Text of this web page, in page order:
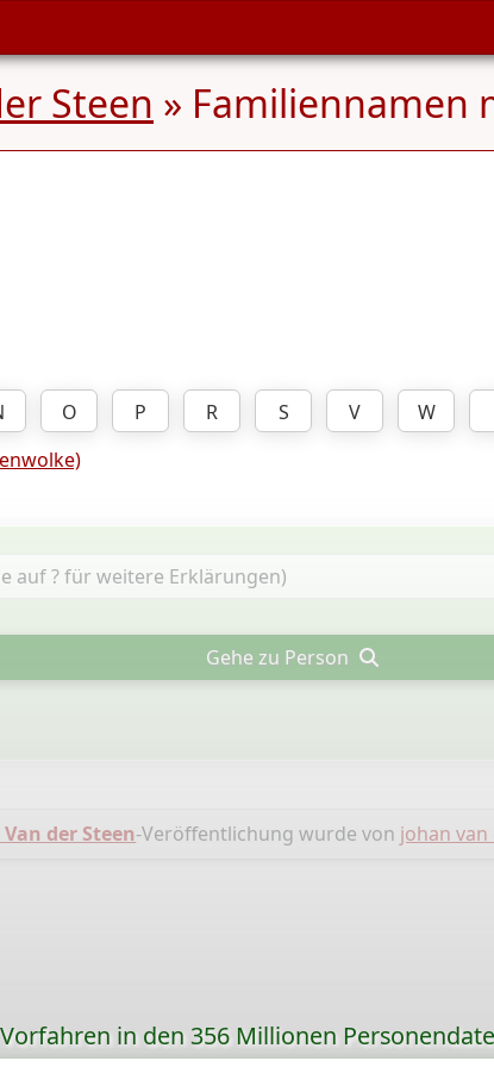
Steen » Familiennamen
O P R S V W
Gehe zu Person
der Steen-Veröffentlichung wurde von johan
in den 356 Millionen